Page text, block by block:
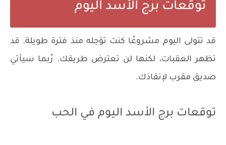
توقعات برج الأسد اليوم
قد تتولى اليوم مشروعًا كنت تؤجله منذ فترة طويلة. قد
تظهر العقبات، لكنها لن تعترض طريقك. رُبما سيأتي
صديق مقرب لإنقاذك.
توقعات برج الأسد اليوم في الحب